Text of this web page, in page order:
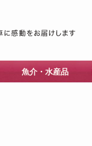
魚介・水産品